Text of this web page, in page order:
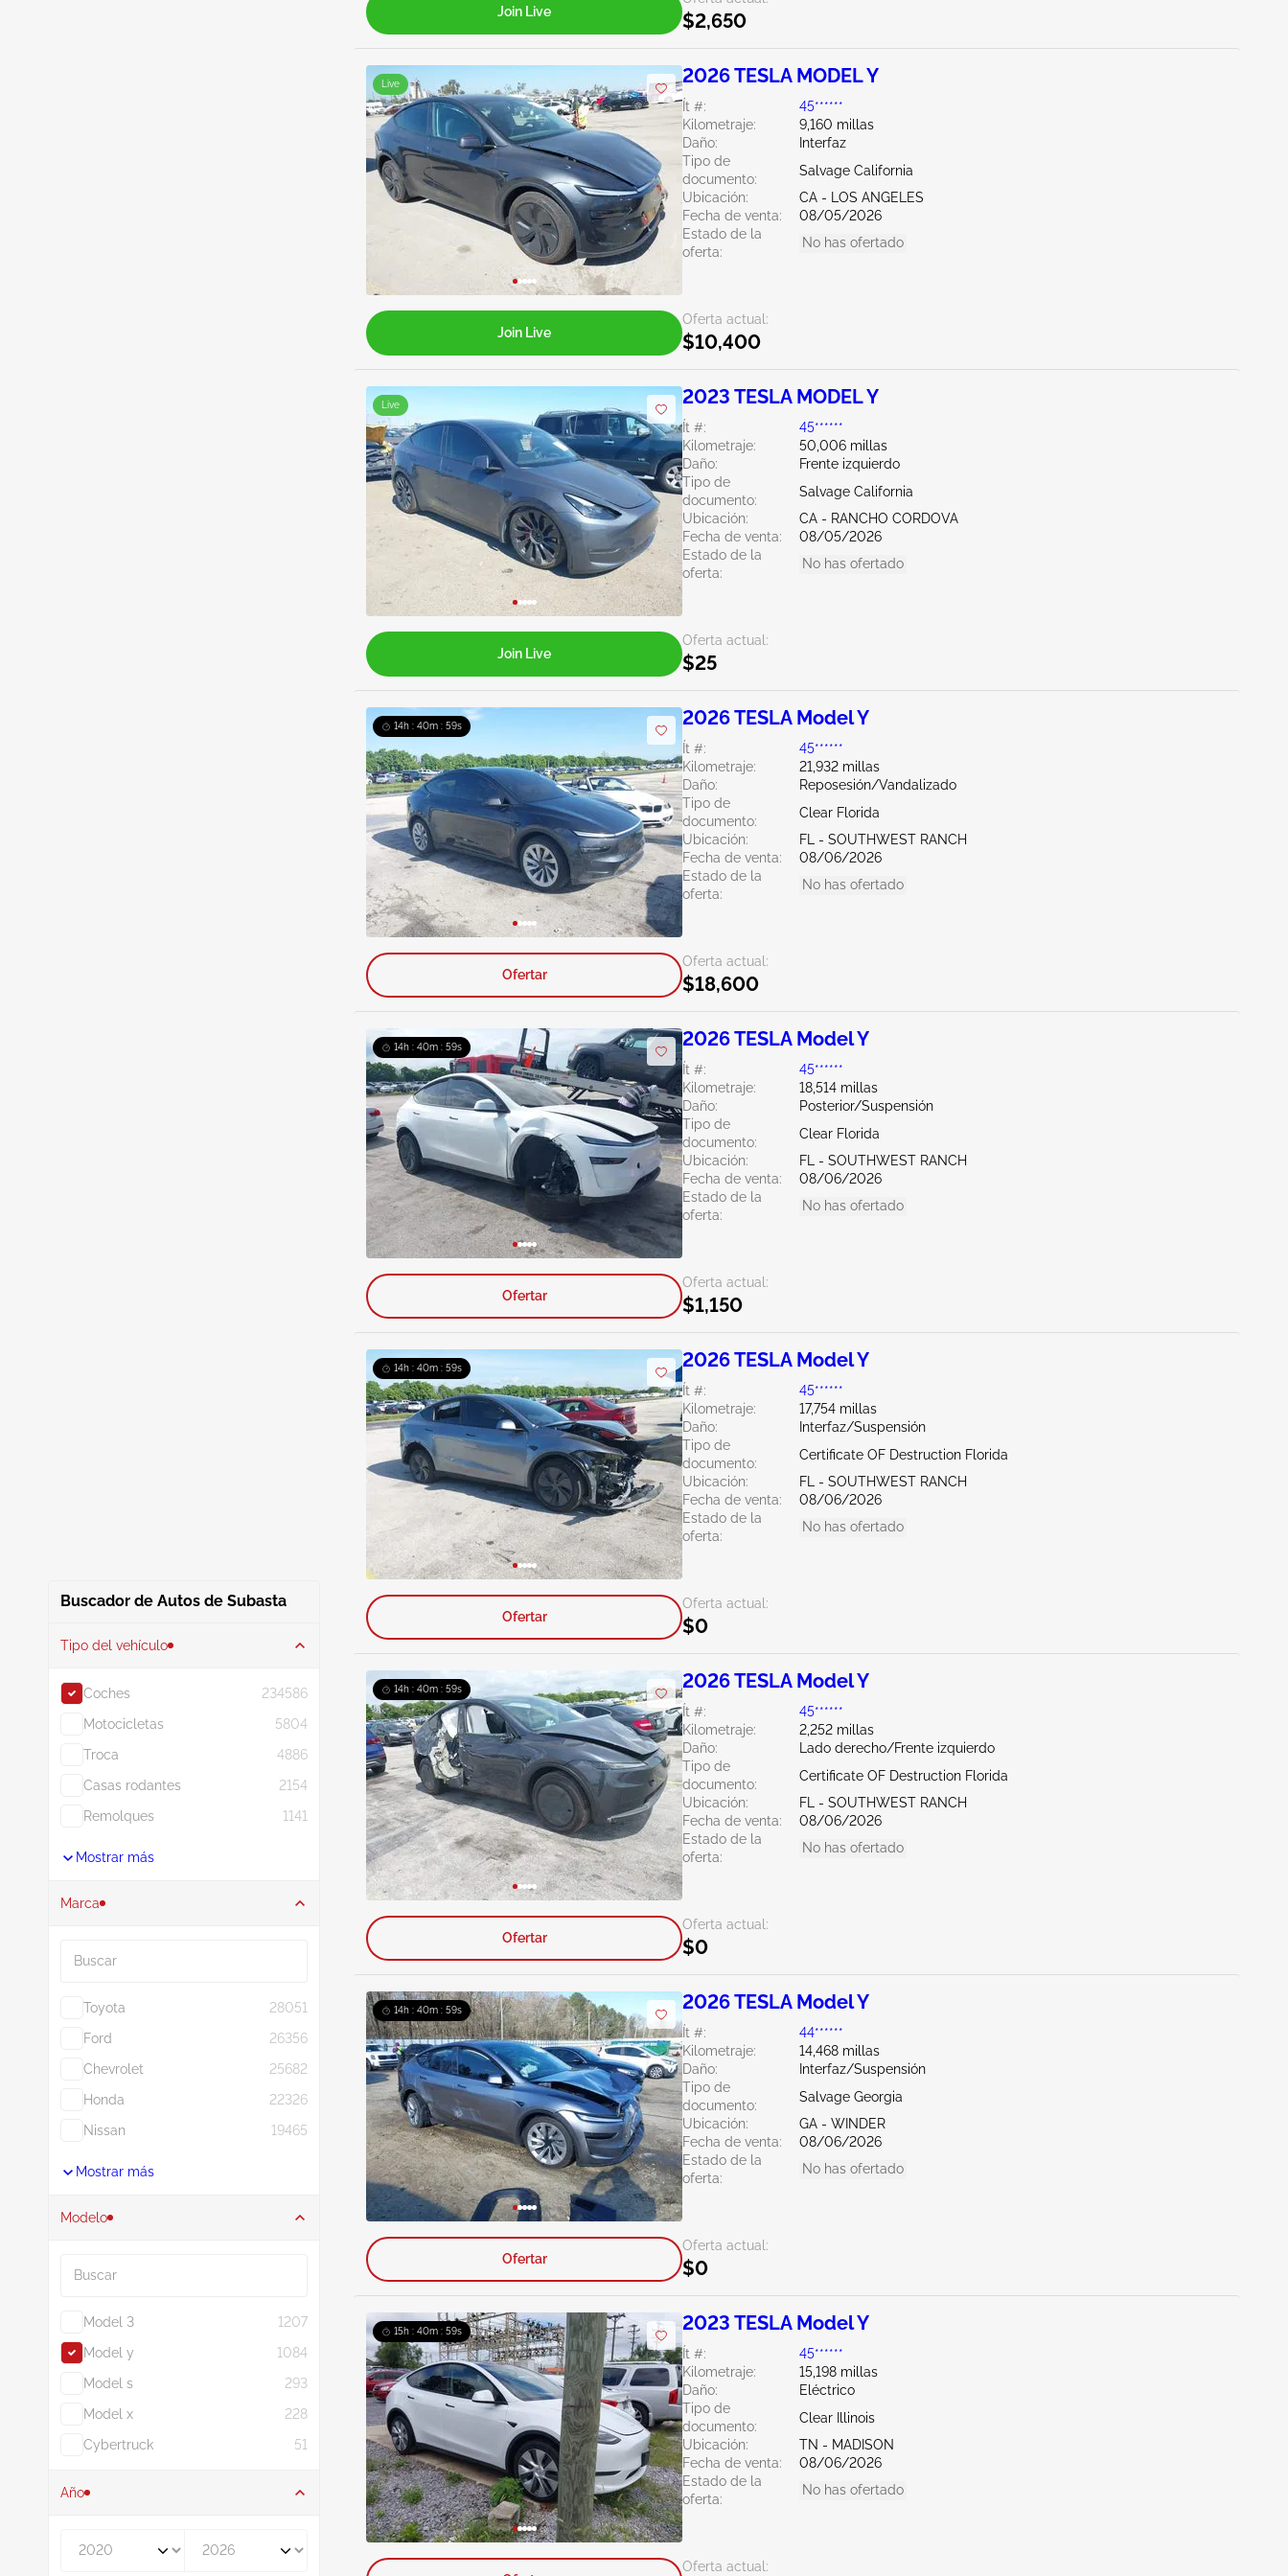
Buscador de Autos de Subasta
Tipo del vehículo
Coches
234586
Motocicletas
5804
Troca
4886
Casas rodantes
2154
Remolques
1141
Mostrar más
Marca
Toyota
28051
Ford
26356
Chevrolet
25682
Honda
22326
Nissan
19465
Mostrar más
Modelo
Model 3
1207
Model y
1084
Model s
293
Model x
228
Cybertruck
51
Año
$2,650
Join Live
Live 2026 TESLA MODEL Y
Ít #:
45******
Kilometraje:
9,160 millas
Daño:
Interfaz
Tipo de
documento:
Salvage California
Ubicación:
CA - LOS ANGELES
Fecha de venta:
08/05/2026
Estado de la
oferta:
No has ofertado
Oferta actual:
$10,400
Join Live
Live 2023 TESLA MODEL Y
Ít #:
45******
Kilometraje:
50,006 millas
Daño:
Frente izquierdo
Tipo de
documento:
Salvage California
Ubicación:
CA - RANCHO CORDOVA
Fecha de venta:
08/05/2026
Estado de la
oferta:
No has ofertado
Oferta actual:
$25
Join Live
14h : 40m : 57s 2026 TESLA Model Y
Ít #:
45******
Kilometraje:
21,932 millas
Daño:
Reposesión/Vandalizado
Tipo de
documento:
Clear Florida
Ubicación:
FL - SOUTHWEST RANCH
Fecha de venta:
08/06/2026
Estado de la
oferta:
No has ofertado
Oferta actual:
$18,600
Ofertar
14h : 40m : 57s 2026 TESLA Model Y
Ít #:
45******
Kilometraje:
18,514 millas
Daño:
Posterior/Suspensión
Tipo de
documento:
Clear Florida
Ubicación:
FL - SOUTHWEST RANCH
Fecha de venta:
08/06/2026
Estado de la
oferta:
No has ofertado
Oferta actual:
$1,150
Ofertar
14h : 40m : 57s 2026 TESLA Model Y
Ít #:
45******
Kilometraje:
17,754 millas
Daño:
Interfaz/Suspensión
Tipo de
documento:
Certificate OF Destruction Florida
Ubicación:
FL - SOUTHWEST RANCH
Fecha de venta:
08/06/2026
Estado de la
oferta:
No has ofertado
Oferta actual:
$0
Ofertar
14h : 40m : 57s 2026 TESLA Model Y
Ít #:
45******
Kilometraje:
2,252 millas
Daño:
Lado derecho/Frente izquierdo
Tipo de
documento:
Certificate OF Destruction Florida
Ubicación:
FL - SOUTHWEST RANCH
Fecha de venta:
08/06/2026
Estado de la
oferta:
No has ofertado
Oferta actual:
$0
Ofertar
14h : 40m : 57s 2026 TESLA Model Y
Ít #:
44******
Kilometraje:
14,468 millas
Daño:
Interfaz/Suspensión
Tipo de
documento:
Salvage Georgia
Ubicación:
GA - WINDER
Fecha de venta:
08/06/2026
Estado de la
oferta:
No has ofertado
Oferta actual:
$0
Ofertar
15h : 40m : 57s 2023 TESLA Model Y
Ít #:
45******
Kilometraje:
15,198 millas
Daño:
Eléctrico
Tipo de
documento:
Clear Illinois
Ubicación:
TN - MADISON
Fecha de venta:
08/06/2026
Estado de la
oferta:
No has ofertado
Oferta actual: